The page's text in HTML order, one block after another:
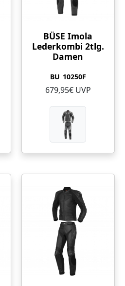
BÜSE Imola
Lederkombi 2tlg.
Damen
BU_10250F
679,95€ UVP